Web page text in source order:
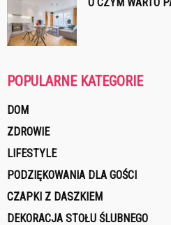
O CZYM WARTO
POPULARNE KATEGORIE
DOM
ZDROWIE
LIFESTYLE
PODZIĘKOWANIA DLA GOŚCI
CZAPKI Z DASZKIEM
DEKORACJA STOŁU ŚLUBNEGO